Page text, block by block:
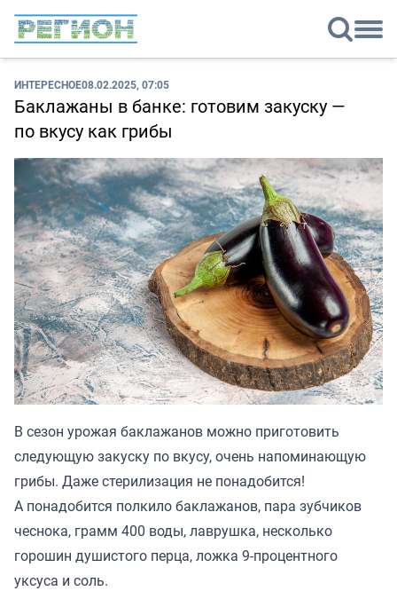
ИНТЕРЕСНОЕ08.02.2025, 07:05
Баклажаны в банке: готовим закуску —
по вкусу как грибы
В сезон урожая баклажанов можно приготовить
следующую закуску по вкусу, очень напоминающую
грибы. Даже стерилизация не понадобится!
А понадобится полкило баклажанов, пара зубчиков
чеснока, грамм 400 воды, лаврушка, несколько
горошин душистого перца, ложка 9-процентного
уксуса и соль.